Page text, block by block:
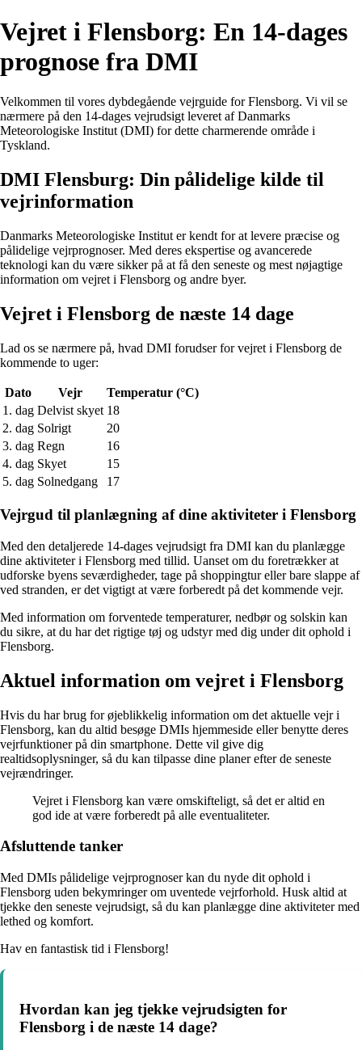
Vejret i Flensborg: En 14-dages
prognose fra DMI
Velkommen til vores dybdegående vejrguide for Flensborg. Vi vil se
nærmere på den 14-dages vejrudsigt leveret af Danmarks
Meteorologiske Institut (DMI) for dette charmerende område i
Tyskland.
DMI Flensburg: Din pålidelige kilde til
vejrinformation
Danmarks Meteorologiske Institut er kendt for at levere præcise og
pålidelige vejrprognoser. Med deres ekspertise og avancerede
teknologi kan du være sikker på at få den seneste og mest nøjagtige
information om vejret i Flensborg og andre byer.
Vejret i Flensborg de næste 14 dage
Lad os se nærmere på, hvad DMI forudser for vejret i Flensborg de
kommende to uger:
Dato Vejr
Temperatur (°C)
1. dag Delvist skyet 18
2. dag Solrigt
20
3. dag Regn
16
4. dag Skyet
15
5. dag Solnedgang 17
Vejrgud til planlægning af dine aktiviteter i Flensborg
Med den detaljerede 14-dages vejrudsigt fra DMI kan du planlægge
dine aktiviteter i Flensborg med tillid. Uanset om du foretrækker at
udforske byens seværdigheder, tage på shoppingtur eller bare slappe af
ved stranden, er det vigtigt at være forberedt på det kommende vejr.
Med information om forventede temperaturer, nedbør og solskin kan
du sikre, at du har det rigtige tøj og udstyr med dig under dit ophold i
Flensborg.
Aktuel information om vejret i Flensborg
Hvis du har brug for øjeblikkelig information om det aktuelle vejr i
Flensborg, kan du altid besøge DMIs hjemmeside eller benytte deres
vejrfunktioner på din smartphone. Dette vil give dig
realtidsoplysninger, så du kan tilpasse dine planer efter de seneste
vejrændringer.
Vejret i Flensborg kan være omskifteligt, så det er altid en
god ide at være forberedt på alle eventualiteter.
Afsluttende tanker
Med DMIs pålidelige vejrprognoser kan du nyde dit ophold i
Flensborg uden bekymringer om uventede vejrforhold. Husk altid at
tjekke den seneste vejrudsigt, så du kan planlægge dine aktiviteter med
lethed og komfort.
Hav en fantastisk tid i Flensborg!
Hvordan kan jeg tjekke vejrudsigten for
Flensborg i de næste 14 dage?